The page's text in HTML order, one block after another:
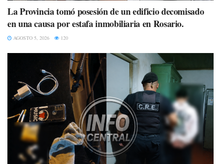
La Provincia tomó posesión de un edificio decomisado
en una causa por estafa inmobiliaria en Rosario.
AGOSTO 5, 2026 120